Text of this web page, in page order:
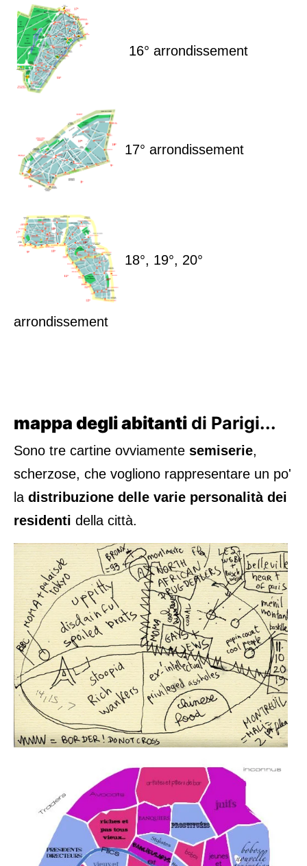
16° arrondissement
17° arrondissement
18°, 19°, 20°
arrondissement
mappa degli abitanti di Parigi...
Sono tre cartine ovviamente semiserie,
scherzose, che vogliono rappresentare un po'
la distribuzione delle varie personalità dei
residenti della città.